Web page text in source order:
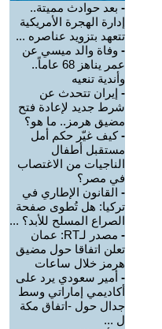
- بعد حوادث مميتة..
إدارة الهجرة الأمريكية
تتعهد بتزويد عناصره ...
- وفاة والد ميسي عن
عمر يناهز 68 عاماً..
وأندية تنعيه
- إيران تتحدث عن
شرط جديد لإعادة فتح
مضيق هرمز.. ما هو؟
-كيف غيّر حكم أمل
مستقبل أطفال
الناجيات من الاغتصاب
في مصر؟
- القانون الإطاري في
تركيا: هل تُطوى صفحة
الصراع المسلح للأبد؟ ...
-
مصدر لـRT: عمان
تعلن اتفاقا حول مضيق
هرمز خلال ساعات
- أمير سعودي يرد على
أكاديمي إماراتي وسط
جدال حول -اتفاق مكة
ل ...